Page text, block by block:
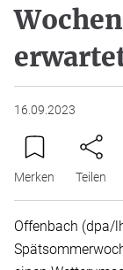
16.09.2023
Merken Teilen
Offenbach (dpa/